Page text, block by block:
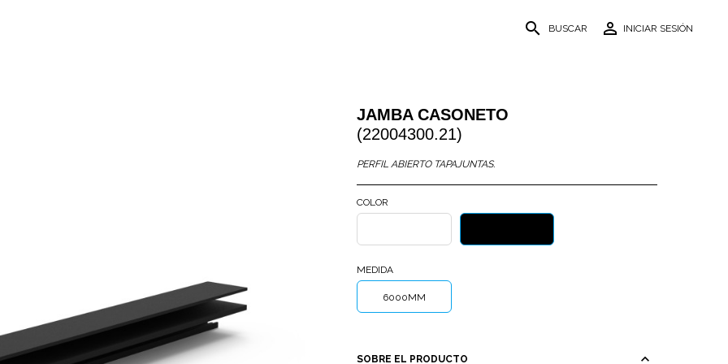
search BUSCAR person_outline INICIAR SESIÓN
JAMBA CASONETO
(22004300.21)
PERFIL ABIERTO TAPAJUNTAS.
COLOR
MEDIDA
6000MM
expand_less
SOBRE EL PRODUCTO